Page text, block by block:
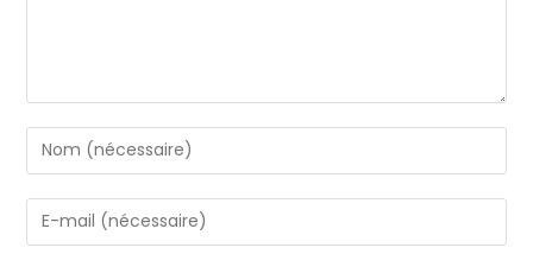
Enter
your
name
or
Enter
your